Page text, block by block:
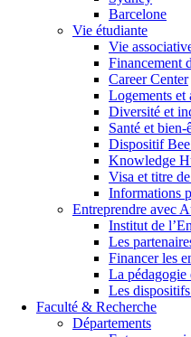
Barcelone
Vie étudiante
Vie
Financement
Career Center
Logements et
Diversité et
Santé et bien-
Dispositif
Knowledge
Visa et titre
Informations
Entreprendre avec
Institut de
Les
Financer les
La pédagogie
Les
Faculté & Recherche
Départements